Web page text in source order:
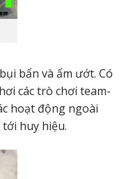
bẩn và ẩm ướt. Có
các trò chơi team-
hoạt động ngoài
huy hiệu.